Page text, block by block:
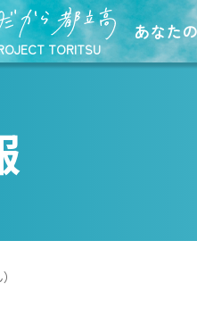
TORITSU
あなた